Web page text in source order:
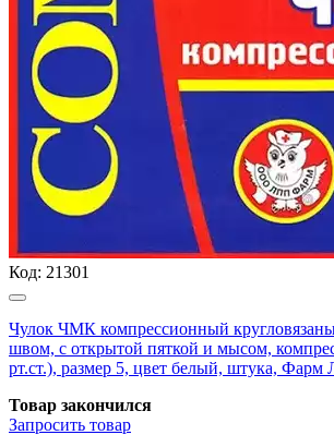
Код: 21301
Чулок ЧМК компрессионный
швом, с открытой пяткой и мысом,
рт.ст.), размер 5, цвет белый, штука,
Товар закончился
Запросить товар